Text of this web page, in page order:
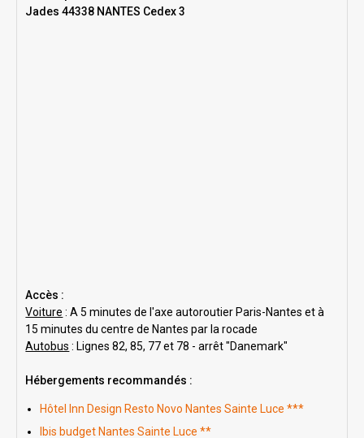
Jades 44338 NANTES Cedex 3
Accès :
Voiture : A 5 minutes de l'axe autoroutier Paris-Nantes et à
15 minutes du centre de Nantes par la rocade
Autobus : Lignes 82, 85, 77 et 78 - arrêt "Danemark"
Hébergements recommandés :
Hôtel Inn Design Resto Novo Nantes Sainte Luce ***
Ibis budget Nantes Sainte Luce **